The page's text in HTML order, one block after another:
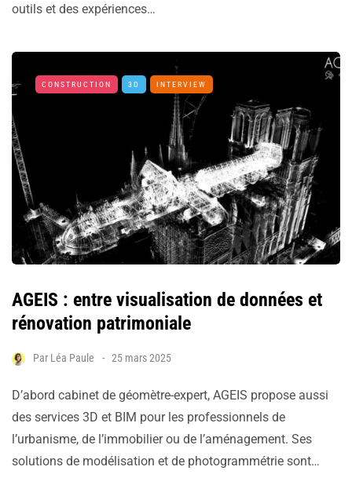
outils et des expériences…
CONSTRUCTION 3D INTERVIEW
AGEIS : entre visualisation de données et
rénovation patrimoniale
Par Léa Paule 25 mars 2025
D’abord cabinet de géomètre-expert, AGEIS propose aussi
des services 3D et BIM pour les professionnels de
l’urbanisme, de l’immobilier ou de l’aménagement. Ses
solutions de modélisation et de photogrammétrie sont…